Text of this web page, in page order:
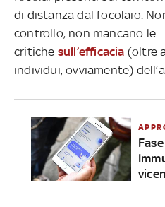
di distanza dal focolaio.
controllo, non mancano le
critiche sull’efficacia (oltre
individui, ovviamente)